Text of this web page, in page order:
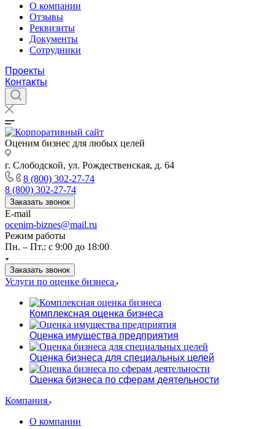
О компании
Отзывы
Реквизиты
Документы
Сотрудники
Проекты
Контакты
Оценим бизнес для любых целей
г. Слободской, ул. Рождественская, д. 64
8 (800) 302-27-74
8 (800) 302-27-74
Заказать звонок
E-mail
ocenim-biznes@mail.ru
Режим работы
Пн. – Пт.: с 9:00 до 18:00
Заказать звонок
Услуги по оценке бизнеса
Комплексная оценка бизнеса
Оценка имущества предприятия
Оценка бизнеса для специальных целей
Оценка бизнеса по сферам деятельности
Компания
О компании